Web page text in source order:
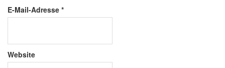
E-Mail-Adresse *
Website